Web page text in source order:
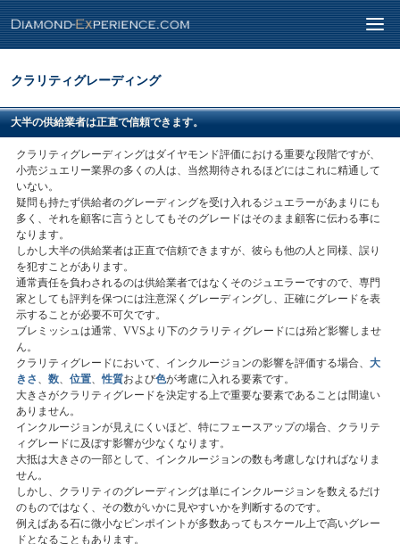
クラリティグレーディング
大半の供給業者は正直で信頼できます。
クラリティグレーディングはダイヤモンド評価における重要な段階ですが、
小売ジュエリー業界の多くの人は、当然期待されるほどにはこれに精通して
いない。
疑問も持たず供給者のグレーディングを受け入れるジュエラーがあまりにも
多く、それを顧客に言うとしてもそのグレードはそのまま顧客に伝わる事に
なります。
しかし大半の供給業者は正直で信頼できますが、彼らも他の人と同様、誤り
を犯すことがあります。
通常責任を負わされるのは供給業者ではなくそのジュエラーですので、専門
家としても評判を保つには注意深くグレーディングし、正確にグレードを表
示することが必要不可欠です。
ブレミッシュは通常、VVSより下のクラリティグレードには殆ど影響しませ
ん。
クラリティグレードにおいて、インクルージョンの影響を評価する場合、 大
きさ
数 位置 、性質および色が考慮に入れる要素です。
大きさがクラリティグレードを決定する上で重要な要素であることは間違い
ありません。
インクルージョンが見えにくいほど、特にフェースアップの場合、クラリテ
ィグレードに及ぼす影響が少なくなります。
大抵は大きさの一部として、インクルージョンの数も考慮しなければなりま
せん。
しかし、クラリティのグレーディングは単にインクルージョンを数えるだけ
のものではなく、その数がいかに見やすいかを判断するのです。
例えばある石に微小なピンポイントが多数あってもスケール上で高いグレー
ドとなることもあります。